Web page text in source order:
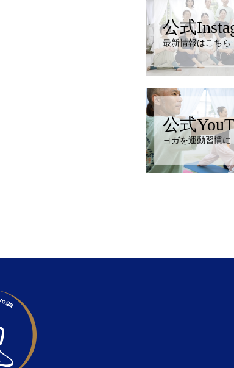
公式
最新情報はこちら
公式
ヨガを運動習慣に